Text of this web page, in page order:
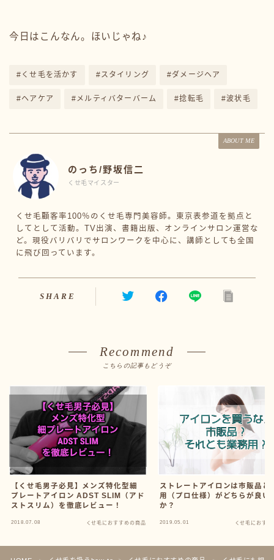
今日はこんなん。ほいじゃね♪
#くせ毛を活かす #スタイリング #ダメージヘア
#ヘアケア #メルティバターバーム #捻転毛 #波状毛
ABOUT ME
のっち/野坂信二
くせ毛マイスター
くせ毛顧客率100％のくせ毛専門美容師。東京表参道を拠点と
してとして活動。TV出演、書籍出版、オンラインサロン運営な
ど。現役バリバリでサロンワークを中心に、講師としても全国
に飛び回っています。
SHARE
Recommend
こちらの記事もどうぞ
【くせ毛男子必見】メンズ特化型細
プレートアイロン ADST SLIM（アド
ストスリム）を徹底レビュー！
2018.07.08 くせ毛におすすめの商品
ストレートアイロンは市販品と
用（プロ仕様）がどちらが良い
か？
2019.05.01 くせ毛におす